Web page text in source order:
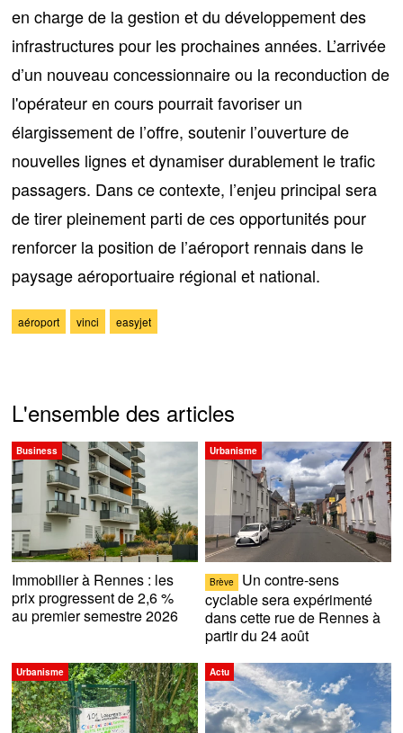
en charge de la gestion et du développement des
infrastructures pour les prochaines années. L’arrivée
d’un nouveau concessionnaire ou la reconduction de
l'opérateur en cours pourrait favoriser un
élargissement de l’offre, soutenir l’ouverture de
nouvelles lignes et dynamiser durablement le trafic
passagers. Dans ce contexte, l’enjeu principal sera
de tirer pleinement parti de ces opportunités pour
renforcer la position de l’aéroport rennais dans le
paysage aéroportuaire régional et national.
aéroport vinci easyjet
L'ensemble des articles
Business
Immobilier à Rennes : les
prix progressent de 2,6 %
au premier semestre 2026
Urbanisme
Brève
Un contre-sens
cyclable sera expérimenté
dans cette rue de Rennes à
partir du 24 août
Urbanisme Actu